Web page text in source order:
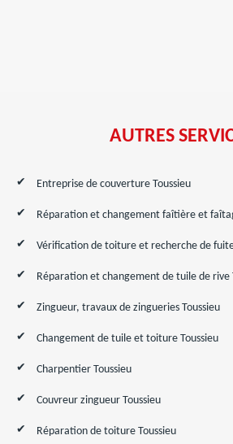
AUTRES
Entreprise de couverture Toussieu
Réparation et changement faîtière et
Vérification de toiture et recherche de
Réparation et changement de tuile de rive
Zingueur, travaux de zingueries Toussieu
Changement de tuile et toiture Toussieu
Charpentier Toussieu
Couvreur zingueur Toussieu
Réparation de toiture Toussieu